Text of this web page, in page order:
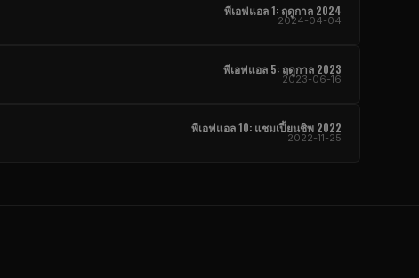
พีเอฟแอล 1: ฤดูกาล 2024
2024-04-04
พีเอฟแอล 5: ฤดูกาล 2023
2023-06-16
พีเอฟแอล 10: แชมเปี้ยนชิพ 2022
2022-11-25